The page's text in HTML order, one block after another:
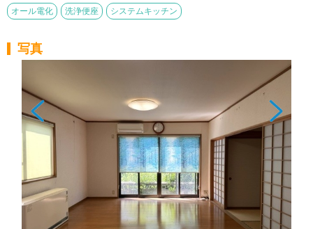
オール電化 洗浄便座 システムキッチン
写真